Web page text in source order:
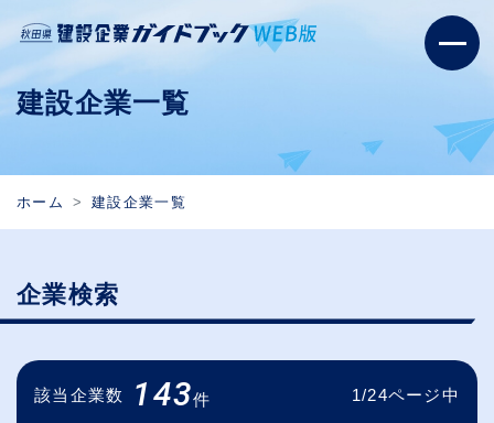
建設企業一覧
ホーム 建設企業一覧
企業検索
該当企業数 143件 1/24ページ中